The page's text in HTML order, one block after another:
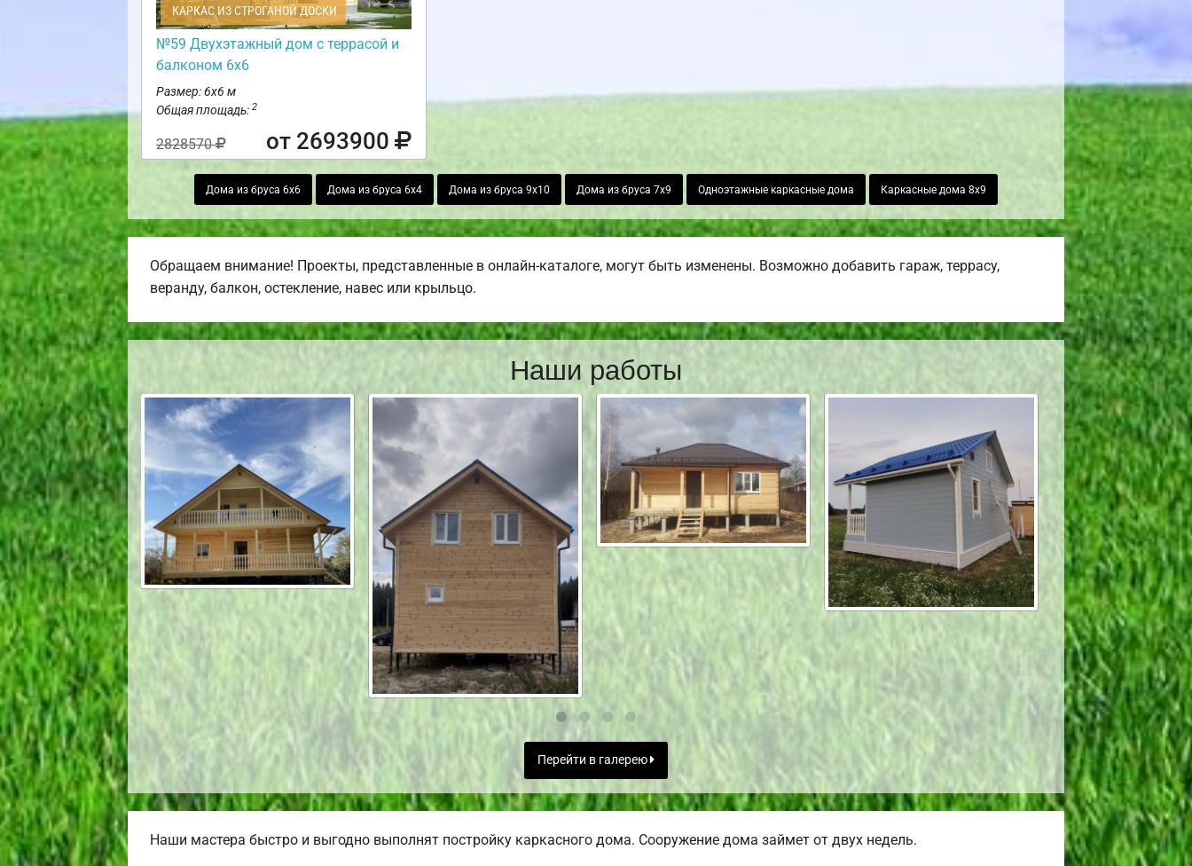
КАРКАС ИЗ СТРОГАНОЙ ДОСКИ
№59 Двухэтажный дом с террасой и
балконом 6х6
Размер: 6х6 м
Общая площадь: 2
2828570 от 2693900
Дома из бруса 6х6 Дома из бруса 6х4 Дома из бруса 9х10 Дома из бруса 7х9 Одноэтажные каркасные дома Каркасные дома 8х9
Обращаем внимание! Проекты, представленные в онлайн-каталоге, могут быть изменены. Возможно добавить гараж, террасу,
веранду, балкон, остекление, навес или крыльцо.
Наши работы
Перейти в галерею
Наши мастера быстро и выгодно выполнят постройку каркасного дома. Сооружение дома займет от двух недель.